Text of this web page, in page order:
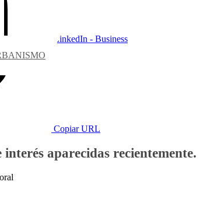
LinkedIn - Business
Copiar URL
interés aparecidas recientemente.